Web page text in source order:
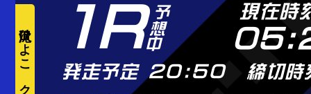
1R
発走予定 20:50 締切
現在時
滝沢ひよこ